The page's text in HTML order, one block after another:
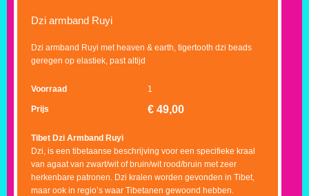
Dzi armband Ruyi
Dzi armband Ruyi met heaven & earth, tigertooth dzi beads
geregen op elastiek, past altijd
Voorraad 1
Prijs € 49,00
Tibet Dzi Armband Ruyi
Dzi, is een tibetaanse beschrijving voor een specifieke kraal
van agaat van zwart/wit of bruin/wit rood/bruin met zeer
herkenbare patronen. Dzi kralen worden gevonden in Tibet,
maar ook in regio’s waar Tibetanen gewoond hebben.